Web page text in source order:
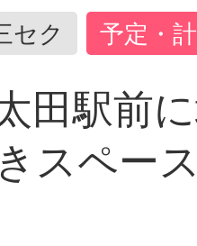
セク 予定・
田駅前
スペー